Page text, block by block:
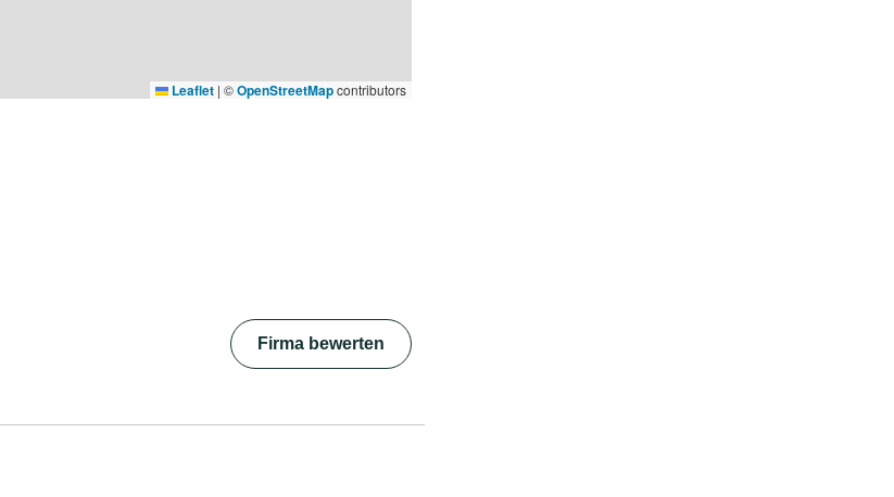
Leaflet | ©OpenStreetMapcontributors
Firma bewerten